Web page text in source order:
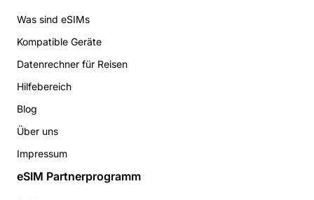
Was sind eSIMs
Kompatible Geräte
Datenrechner für Reisen
Hilfebereich
Blog
Über uns
Impressum
eSIM Partnerprogramm